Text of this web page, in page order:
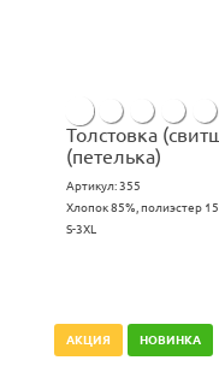
Толстовка
(петелька)
Артикул:355
Хлопок 85%, полиэстер
S-3XL
АКЦИЯ НОВИНКА